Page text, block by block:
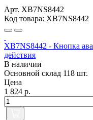
Арт. XB7NS8442
Код товара: XB7NS8442
XB7NS8442 - Кнопка
действия
В наличии
Основной склад 118 шт.
Цена
1 824 р.